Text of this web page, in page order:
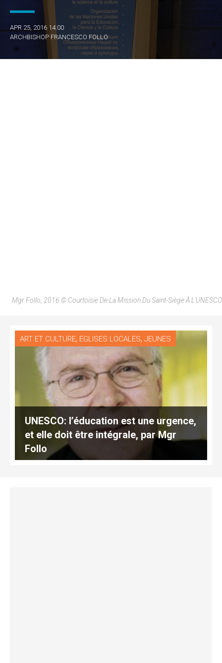
APR 25, 2016 14:00
ARCHBISHOP FRANCESCO FOLLO
Mgr Follo, 2016 © Courtoisie De La Mission Du Saint-Siège À L'UNESCO
ART ET CULTURE, EGLISES LOCALES, JEUNES
UNESCO: l’éducation est une urgence,
et elle doit être intégrale, par Mgr
Follo